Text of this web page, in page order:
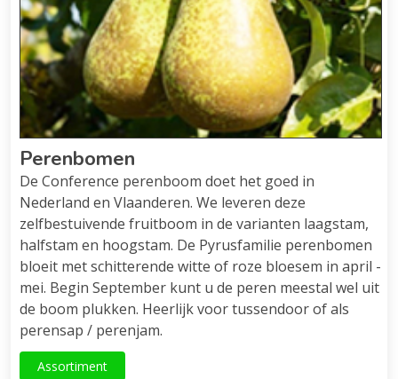
Perenbomen
De Conference perenboom doet het goed in
Nederland en Vlaanderen. We leveren deze
zelfbestuivende fruitboom in de varianten laagstam,
halfstam en hoogstam. De Pyrusfamilie perenbomen
bloeit met schitterende witte of roze bloesem in april -
mei. Begin September kunt u de peren meestal wel uit
de boom plukken. Heerlijk voor tussendoor of als
perensap / perenjam.
Assortiment